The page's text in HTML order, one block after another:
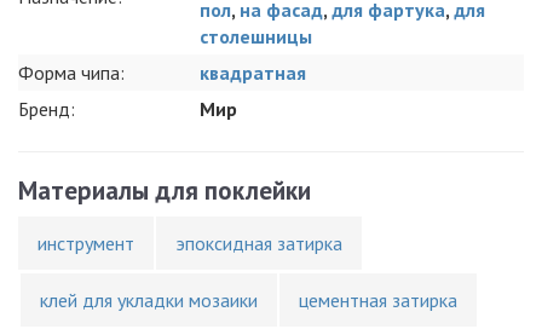
пол, на фасад, для фартука, для
столешницы
Форма чипа:
квадратная
Бренд:
Мир
Материалы для поклейки
инструмент эпоксидная затирка
клей для укладки мозаики цементная затирка